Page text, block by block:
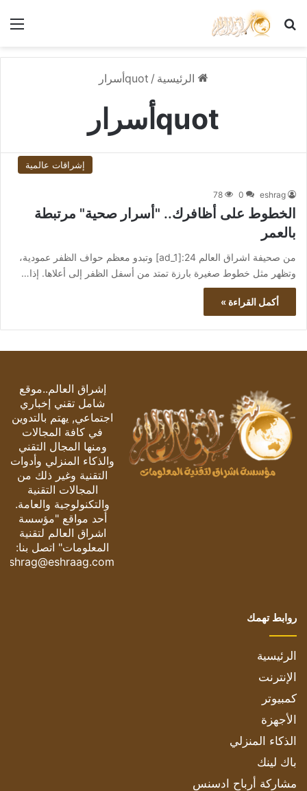
بحث عن
الرئيسية / quotأسرار
quotأسرار
إشراقات عالمية
eshrag
0
78
الخطوط على أظافرك.. "أسرار صحية" مرتبطة
بالعمر
من صحيفة اشراق العالم 24:[ad_1] وتبدو معظم حواف الظفر عمودية،
وتظهر مثل خطوط صغيرة بارزة تمتد من أسفل الظفر إلى أعلاها. إذا…
أكمل القراءة »
إشراق العالم..موقع
شامل تقني إخباري
اجتماعي, يهتم بالتدوين
في كافة المجالات
ومنها المجال التقني
والذكاء المنزلي وأدوات
التقنية وغير ذلك من
المجالات التقنية
والتكنولوجية والعامة.
أحد مواقع "مؤسسة
اشراق العالم لتقنية
المعلومات" اتصل بنا:
eshrag@eshraag.com
روابط تهمك
الرئيسية
الإنترنت
كمبيوتر
الأجهزة
الذكاء المنزلي
باك لينك
مشاركة أرباح ادسنس